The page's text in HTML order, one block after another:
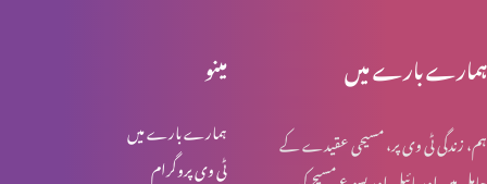
مینو
ہمارے بارے میں
ٹی وی پروگرام
ہمارے بارے میں
ہم، زندگی ٹی وی پر، مسیحی عقیدے کے